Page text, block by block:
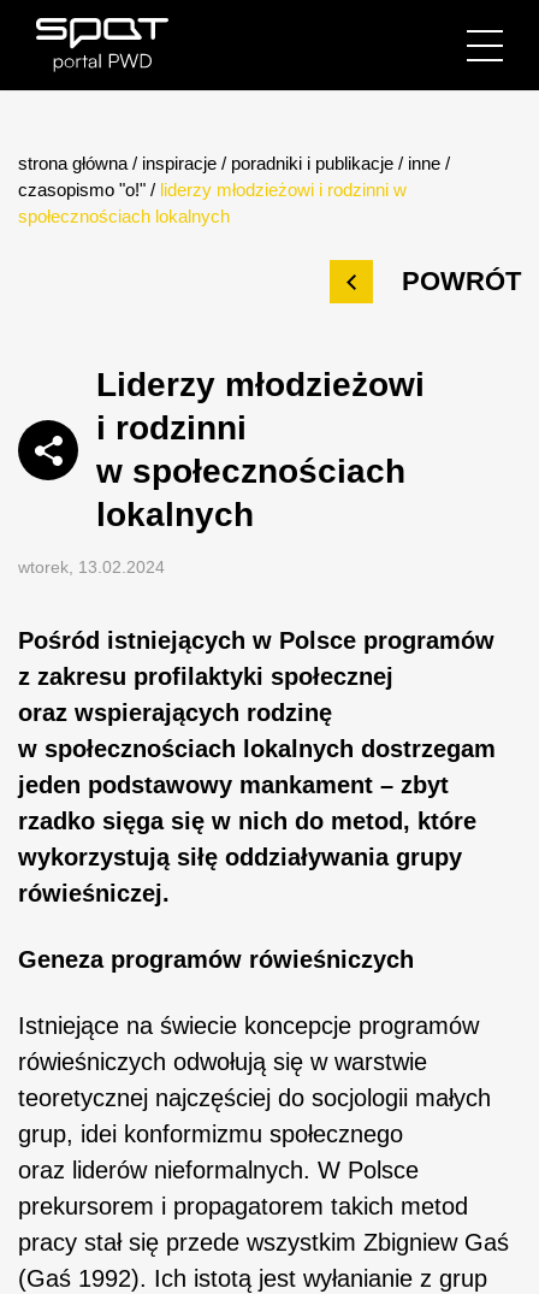
strona główna / inspiracje / poradniki i publikacje / inne /
czasopismo "o!" / liderzy młodzieżowi i rodzinni w
społecznościach lokalnych
POWRÓT
Liderzy młodzieżowi
i rodzinni
w społecznościach
lokalnych
wtorek, 13.02.2024
Pośród istniejących w Polsce programów
z zakresu profilaktyki społecznej
oraz wspierających rodzinę
w społecznościach lokalnych dostrzegam
jeden podstawowy mankament – zbyt
rzadko sięga się w nich do metod, które
wykorzystują siłę oddziaływania grupy
rówieśniczej.
Geneza programów rówieśniczych
Istniejące na świecie koncepcje programów
rówieśniczych odwołują się w warstwie
teoretycznej najczęściej do socjologii małych
grup, idei konformizmu społecznego
oraz liderów nieformalnych. W Polsce
prekursorem i propagatorem takich metod
pracy stał się przede wszystkim Zbigniew Gaś
(Gaś 1992). Ich istotą jest wyłanianie z grup